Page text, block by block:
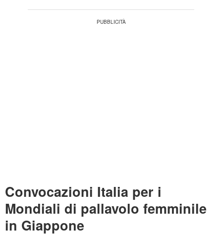
Convocazioni Italia per i
Mondiali di pallavolo femminile
in Giappone